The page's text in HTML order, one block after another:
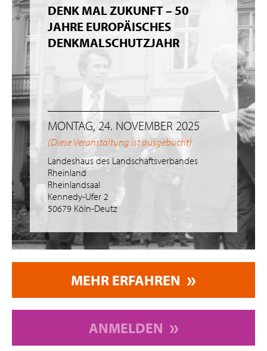
DENK MAL ZUKUNFT – 50
JAHRE EUROPÄISCHES
DENKMALSCHUTZJAHR
MONTAG, 24. NOVEMBER 2025
(Diese Veranstaltung ist ausgebucht)
Landeshaus des Landschaftsverbandes
Rheinland
Rheinlandsaal
Kennedy-Ufer 2
50679 Köln-Deutz
MEHR ERFAHREN
ANMELDEN